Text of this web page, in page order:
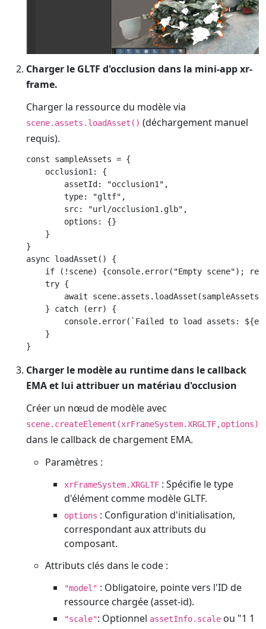
Charger le GLTF d'occlusion dans la mini-app xr-
frame.
Charger la ressource du modèle via
scene.assets.loadAsset() (déchargement manuel
requis).
const sampleAssets = {
    occlusion1: {
        assetId: "occlusion1",
        type: "gltf",
        src: "url/occlusion1.glb",
        options: {}
    }
}
async loadAsset() {
if (!scene) {console.error("Empty scene");
    try {
await
    } catch (err) {
console.error(`Failed to load assets:
    }
Charger le modèle au runtime dans le callback
EMA et lui attribuer un matériau d'occlusion
Créer un nœud de modèle avec
scene.createElement(xrFrameSystem.XRGLTF,options)
dans le callback de chargement EMA.
Paramètres :
xrFrameSystem.XRGLTF : Spécifie le type
d'élément comme modèle GLTF.
options : Configuration d'initialisation,
correspondant aux attributs du
composant.
Attributs clés dans le code :
"model" : Obligatoire, pointe vers l'ID de
ressource chargée (asset-id).
"scale": Optionnel assetInfo.scale ou "1 1